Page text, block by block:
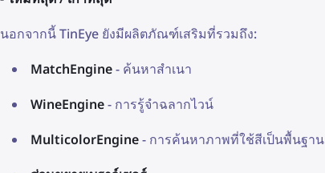
นอกจากนี้ TinEye ยังมีผลิตภัณฑ์เสริมที่รวมถึง:
MatchEngine- ค้นหาสำเนา
WineEngine- การรู้จำฉลากไวน์
MulticolorEngine- การค้นหาภาพที่ใช้สีเป็นพื้นฐาน